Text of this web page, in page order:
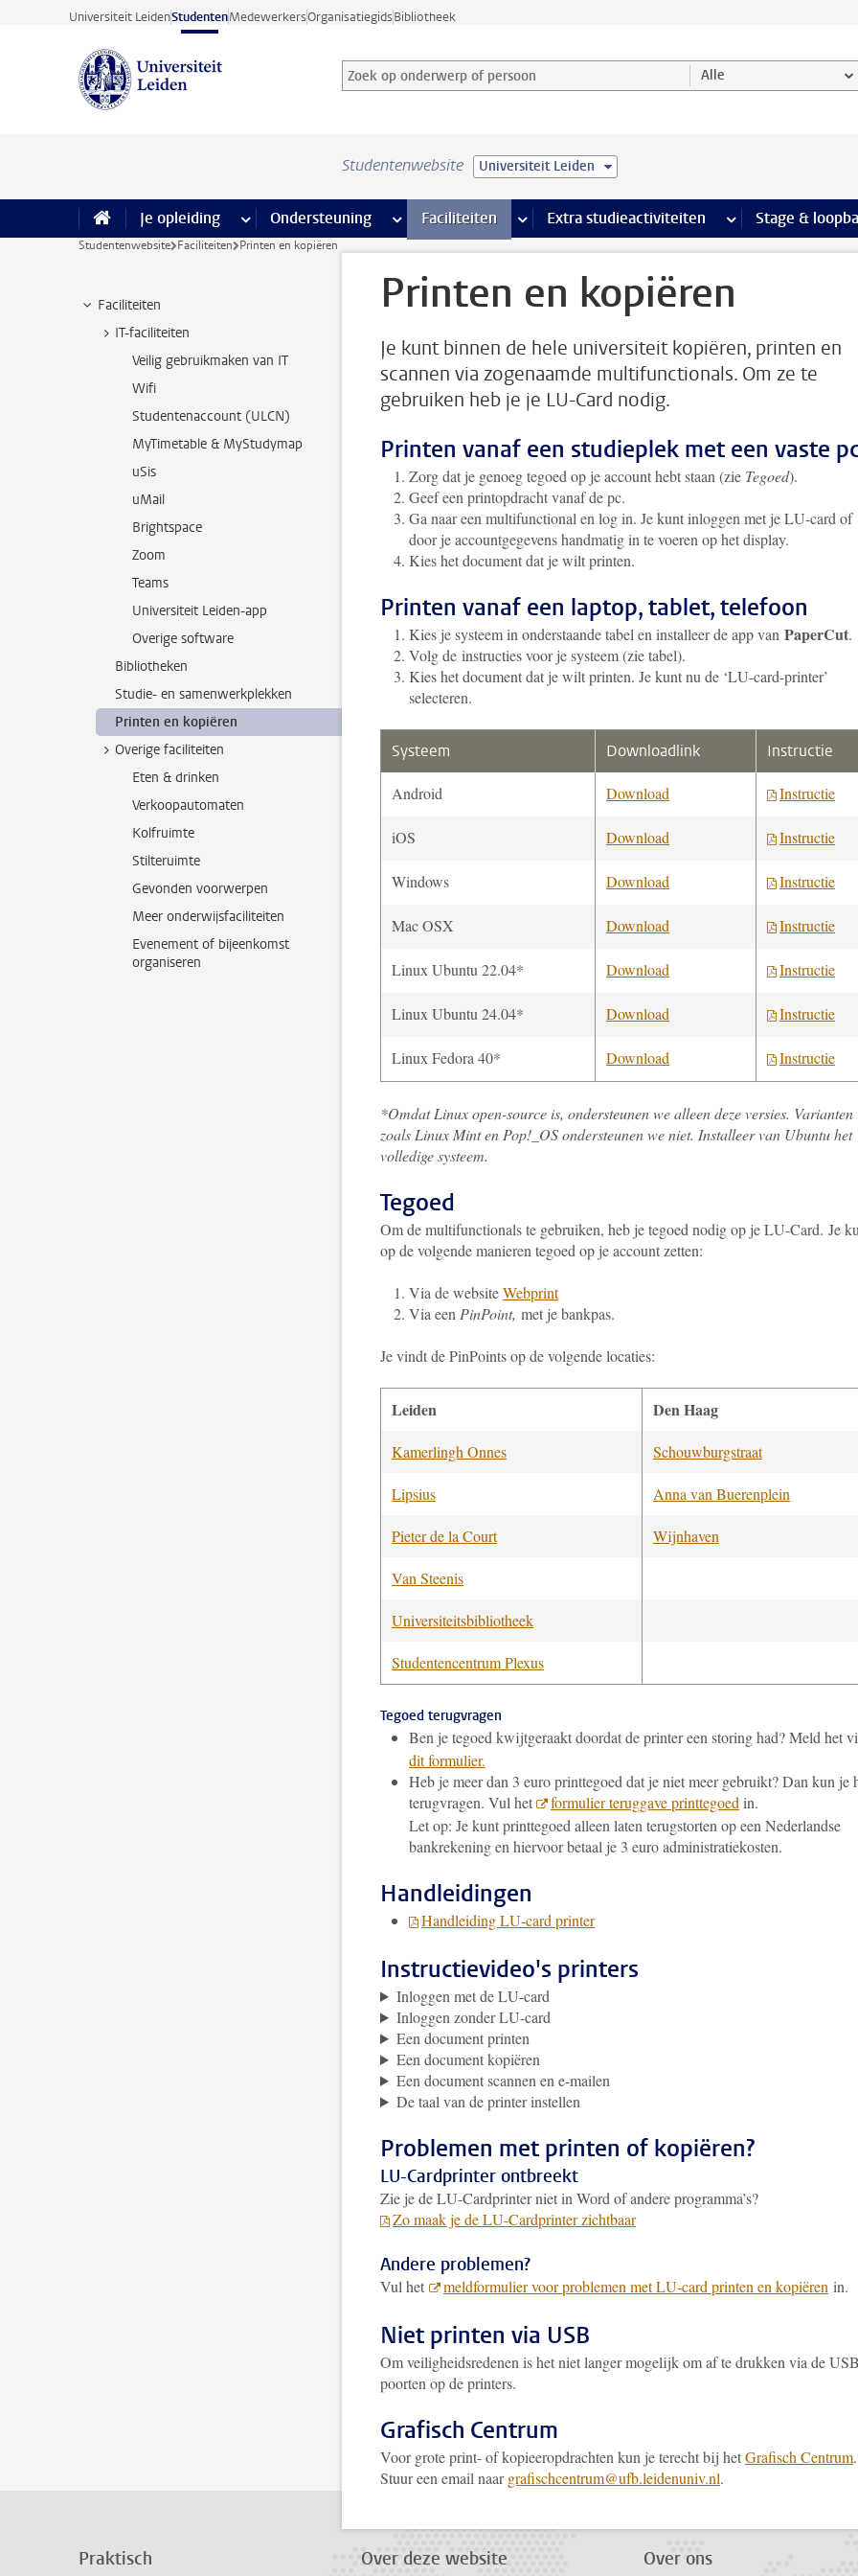
Ga direct naar de inhoud
Universiteit LeidenStudentenMedewerkersOrganisatiegidsBibliotheek
Zoek op onderwerp of persoon en selecteer categorie
Zoekterm Alle
Studentenwebsite Universiteit Leiden
Je opleiding meer Je opleiding pagina’s
Ondersteuning meer Ondersteuning pagina’s
Faciliteiten meer Faciliteiten pagina’s
Extra studieactiviteiten meer Extra
Stage &
Studentenwebsite Faciliteiten Printen en kopiëren
Faciliteiten
IT-faciliteiten
Veilig gebruikmaken van IT
Wifi
Studentenaccount (ULCN)
MyTimetable & MyStudymap
uSis
uMail
Brightspace
Zoom
Teams
Universiteit Leiden-app
Overige software
Bibliotheken
Studie- en samenwerkplekken
Printen en kopiëren
Overige faciliteiten
Eten & drinken
Verkoopautomaten
Kolfruimte
Stilteruimte
Gevonden voorwerpen
Meer onderwijsfaciliteiten
Evenement of bijeenkomst
organiseren
Printen en kopiëren
Je kunt binnen de hele universiteit kopiëren, printen en
scannen via zogenaamde multifunctionals. Om ze te
gebruiken heb je je LU-Card nodig.
Printen vanaf een studieplek met een vaste
Zorg dat je genoeg tegoed op je account hebt staan (zie Tegoed).
Geef een printopdracht vanaf de pc.
Ga naar een multifunctional en log in. Je kunt inloggen met je LU-card of
door je accountgegevens handmatig in te voeren op het display.
Kies het document dat je wilt printen.
Printen vanaf een laptop, tablet, telefoon
Kies je systeem in onderstaande tabel en installeer de app van PaperCut.
Volg de instructies voor je systeem (zie tabel).
Kies het document dat je wilt printen. Je kunt nu de ‘LU-card-printer’
selecteren.
Systeem Downloadlink Instructie
Android Download Instructie
iOS Download Instructie
Windows Download Instructie
Mac OSX Download Instructie
Linux Ubuntu 22.04* Download Instructie
Linux Ubuntu 24.04* Download Instructie
Linux Fedora 40* Download Instructie
*Omdat Linux open-source is, ondersteunen we alleen deze versies. Varianten
zoals Linux Mint en Pop!_OS ondersteunen we niet. Installeer van Ubuntu het
volledige systeem.
Tegoed
Om de multifunctionals te gebruiken, heb je tegoed nodig op je LU-Card. Je
op de volgende manieren tegoed op je account zetten:
Via de websiteWebprint
Via een PinPoint, met je bankpas.
Je vindt de PinPoints op de volgende locaties:
Leiden Den Haag
Kamerlingh Onnes Schouwburgstraat
Lipsius Anna van Buerenplein
Pieter de la Court Wijnhaven
Van Steenis
Universiteitsbibliotheek
Studentencentrum Plexus
Tegoed terugvragen
Ben je tegoed kwijtgeraakt doordat de printer een storing had? Meld het
dit formulier.
Heb je meer dan 3 euro printtegoed dat je niet meer gebruikt? Dan kun je
terugvragen. Vul het
formulier teruggave printtegoed in.
Let op: Je kunt printtegoed alleen laten terugstorten op een Nederlandse
bankrekening en hiervoor betaal je 3 euro administratiekosten.
Handleidingen
Handleiding LU-card printer
Instructievideo's printers
Inloggen met de LU-card
Inloggen zonder LU-card
Een document printen
Een document kopiëren
Een document scannen en e-mailen
De taal van de printer instellen
Problemen met printen of kopiëren?
LU-Cardprinter ontbreekt
Zie je de LU-Cardprinter niet in Word of andere programma’s?
Zo maak je de LU-Cardprinter zichtbaar
Andere problemen?
Vul het meldformulier voor problemen met LU-card printen en kopiëren in.
Niet printen via USB
Om veiligheidsredenen is het niet langer mogelijk om af te drukken via de
poorten op de printers.
Grafisch Centrum
Voor grote print- of kopieeropdrachten kun je terecht bij hetGrafisch Centrum.
Stuur een email naargrafischcentrum@ufb.leidenuniv.nl.
Praktisch Over deze website Over ons